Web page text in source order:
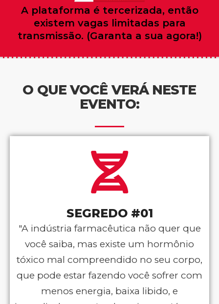
A plataforma é tercerizada, então
existem vagas limitadas para
transmissão. (Garanta a sua agora!)
O QUE VOCÊ VERÁ NESTE
EVENTO:
SEGREDO #01
"A indústria farmacêutica não quer que
você saiba, mas existe um hormônio
tóxico mal compreendido no seu corpo,
que pode estar fazendo você sofrer com
menos energia, baixa libido, e